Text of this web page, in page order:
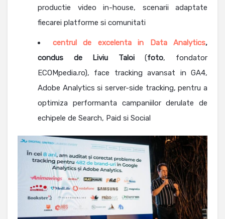
productie video in-house, scenarii adaptate
fiecarei platforme si comunitati
centrul de excelenta in Data Analytics,
condus de Liviu Taloi(foto, fondator
ECOMpedia.ro), face tracking avansat in GA4,
Adobe Analytics si server-side tracking, pentru a
optimiza performanta campaniilor derulate de
echipele de Search, Paid si Social